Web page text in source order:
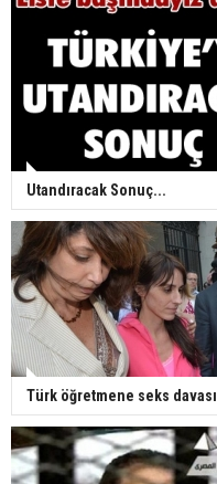
Utandıracak Sonuç...
Türk öğretmene seks davası